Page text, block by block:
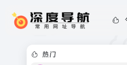
热门